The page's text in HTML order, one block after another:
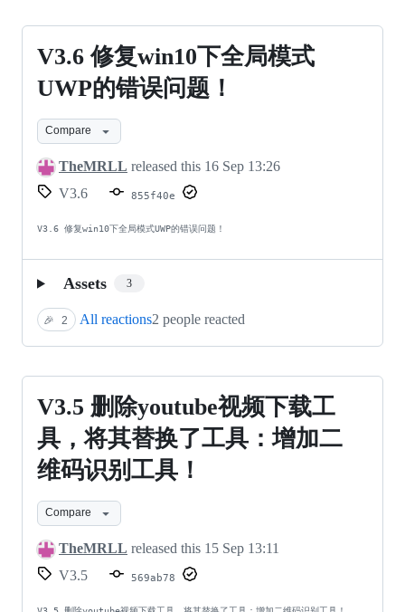
一
下
导
入
SS
点
规
则！
V3.6
修
win10
下
全
局
式
UWP
的
问
题！
V3.6 修复win10下全局模式
UWP的错误问题！
Compare
TheMRLL released this 16 Sep 13:26
V3.6
855f40e
V3.6 修复win10下全局模式UWP的错误问题！
Assets 3
🎉 2 All reactions2 people reacted
V3.5
删
除
youtube
频
下
载
V3.5 删除youtube视频下载工
具，将其替换了工具：增加二
维码识别工具！
Compare
TheMRLL released this 15 Sep 13:11
V3.5
569ab78